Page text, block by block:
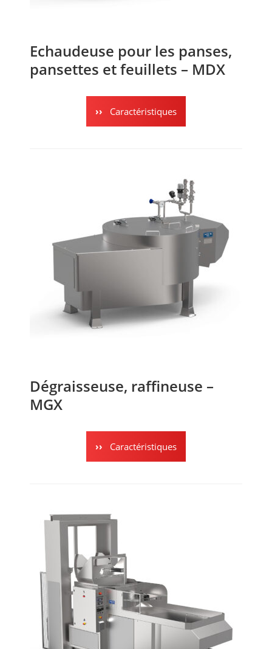
Echaudeuse pour les panses,
pansettes et feuillets – MDX
Caractéristiques
Dégraisseuse, raffineuse –
MGX
Caractéristiques